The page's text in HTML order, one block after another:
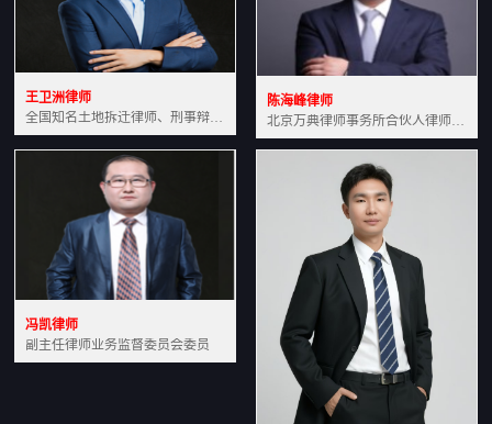
王卫洲律师
全国知名土地拆迁律师、刑事辩护律师北京万典律师事务所主任中国法学会会员北京市行政法研究会理事
陈海峰律师
北京万典律师事务所合伙人律师土地房产专业资深律师
冯凯律师
副主任律师业务监督委员会委员